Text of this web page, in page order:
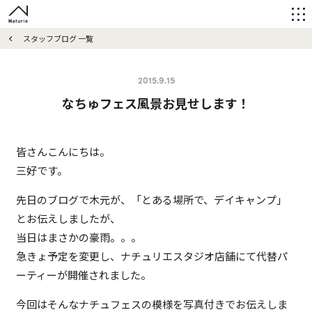
スタッフブログ 一覧
2015.9.15
なちゅフェス風景お見せします！
皆さんこんにちは。
三好です。
先日のブログで木元が、「とある場所で、デイキャンプ」
とお伝えしましたが、
当日はまさかの豪雨。。。
急きょ予定を変更し、ナチュリエスタジオ店舗にて代替パ
ーティーが開催されました。
今回はそんなナチュフェスの模様を写真付きでお伝えしま